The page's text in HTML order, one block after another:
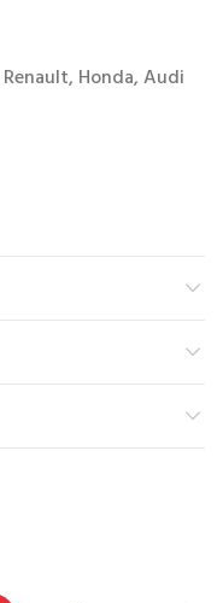
Honda, Audi